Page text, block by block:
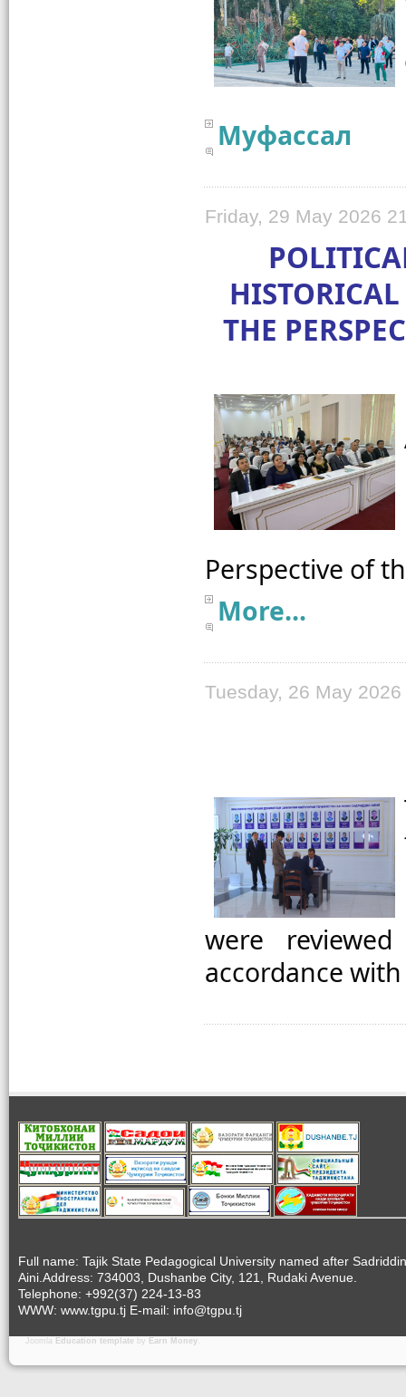
Муфассал
Friday, 29 May 2026
THE
More...
Tuesday, 26 May
were
accordance
Full name: Tajik State Pedagogical University named after Sadriddin
Aini.Address: 734003, Dushanbe City, 121, Rudaki Avenue.
Telephone: +992(37) 224-13-83
WWW: www.tgpu.tj E-mail: info@tgpu.tj
Joomla Education template by Earn Money.